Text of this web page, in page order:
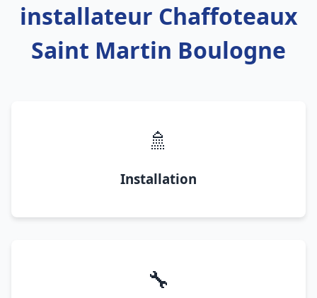
installateur Chaffoteaux
Saint Martin Boulogne
🚿
Installation
🔧